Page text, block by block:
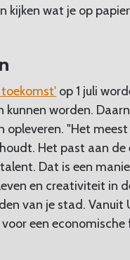
kijken wat je op
op 1 juli
kunnen worden.
"Het
Het past aan de
Dat is een
en creativiteit in
van je stad. Vanuit
een economische